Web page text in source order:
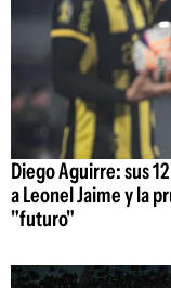
Diego Aguirre: sus
a Leonel Jaime y la
"futuro"